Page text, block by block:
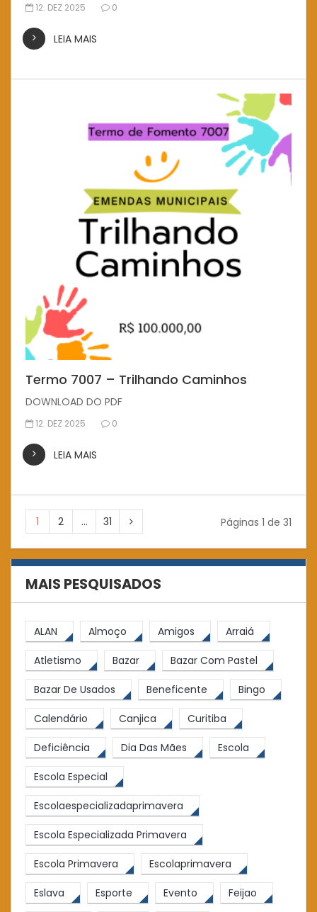
12. DEZ 2025 0
LEIA MAIS
Termo 7007 – Trilhando Caminhos
DOWNLOAD DO PDF
12. DEZ 2025 0
LEIA MAIS
Páginas 1 de 31
1 2 … 31
MAIS PESQUISADOS
ALAN Almoço Amigos Arraiá
Atletismo Bazar Bazar Com Pastel
Bazar De Usados Beneficente Bingo
Calendário Canjica Curitiba
Deficiência Dia Das Mães Escola
Escola Especial
Escolaespecializadaprimavera
Escola Especializada Primavera
Escola Primavera Escolaprimavera
Eslava Esporte Evento Feijao